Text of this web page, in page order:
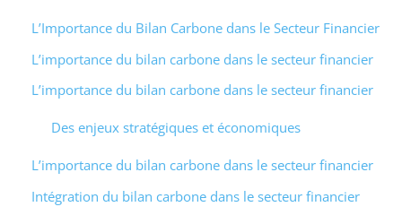
L’Importance du Bilan Carbone dans le Secteur Financier
L’importance du bilan carbone dans le secteur financier
L’importance du bilan carbone dans le secteur financier
Des enjeux stratégiques et économiques
L’importance du bilan carbone dans le secteur financier
Intégration du bilan carbone dans le secteur financier